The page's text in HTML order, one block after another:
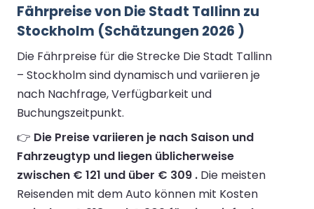
Fährpreise von Die Stadt Tallinn zu
Stockholm (Schätzungen 2026 )
Die Fährpreise für die Strecke Die Stadt Tallinn
– Stockholm sind dynamisch und variieren je
nach Nachfrage, Verfügbarkeit und
Buchungszeitpunkt.
👉 Die Preise variieren je nach Saison und
Fahrzeugtyp und liegen üblicherweise
zwischen € 121 und über € 309 . Die meisten
Reisenden mit dem Auto können mit Kosten